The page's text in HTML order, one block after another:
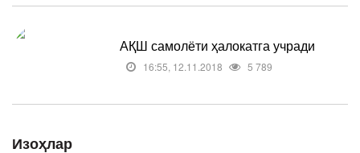
АҚШ самолёти ҳалокатга учради
16:55, 12.11.2018 5 789
Изоҳлар